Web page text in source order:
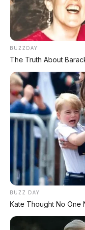
terbangun, bisa
❌
Masih paten,
bikin yang bisa
Biaya produksi
mahal
Infrastruktur
besar
Belum ada
pamer teknologi
Hidrogen masih
lebih tinggi dari
BUZZDAY
The Truth About
BUZZ DAY
Kate Thought No One